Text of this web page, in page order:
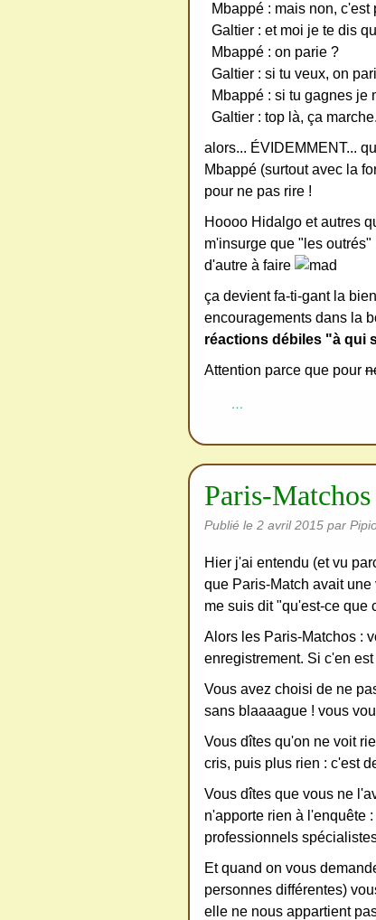
Mbappé : mais non, c'est
Galtier : et moi je te dis
Mbappé : on parie ?
Galtier : si tu veux, on
Mbappé : si tu gagnes je
Galtier : top là, ça marche.
alors... ÉVIDEMMENT...
Mbappé (surtout avec la
pour ne pas rire !
Hoooo Hidalgo et autres
m'insurge que "les
d'autre à faire
ça devient fa-ti-gant la
encouragements dans la
réactions débiles "à qui
Attention parce que pour
…
Paris-
Publié le 2 avril 2015 par
Hier j'ai entendu (et vu
que Paris-Match avait
me suis dit "qu'est-ce que
Alors les Paris-Matchos :
enregistrement. Si c'en
Vous avez choisi de ne
sans blaaaague ! vous
Vous dîtes qu'on ne voit
cris, puis plus rien : c'est
Vous dîtes que vous ne
n'apporte rien à l'enquête
professionnels
Et quand on vous
personnes différentes)
elle ne nous appartient